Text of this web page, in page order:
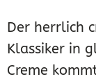
Der herrlich
Klassiker in
Creme